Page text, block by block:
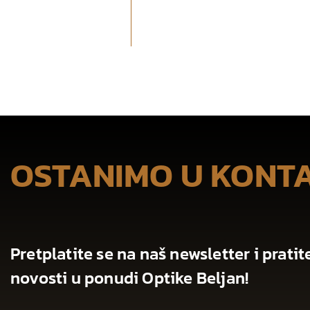
OSTANIMO U
Pretplatite se na naš newsletter i
novosti u ponudi Optike Beljan!